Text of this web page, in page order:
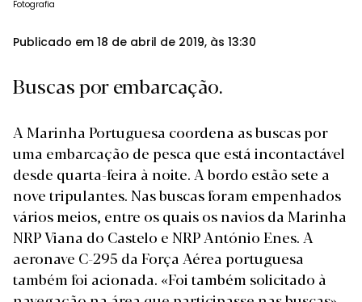
Fotografia
Publicado em 18 de abril de 2019, às 13:30
Buscas por embarcação.
A Marinha Portuguesa coordena as buscas por
uma embarcação de pesca que está incontactável
desde quarta-feira à noite. A bordo estão sete a
nove tripulantes. Nas buscas foram empenhados
vários meios, entre os quais os navios da Marinha
NRP Viana do Castelo e NRP António Enes. A
aeronave C-295 da Força Aérea portuguesa
também foi acionada. «Foi também solicitado à